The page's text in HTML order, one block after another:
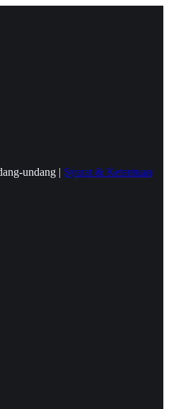
undang | Syarat & Ketentuan